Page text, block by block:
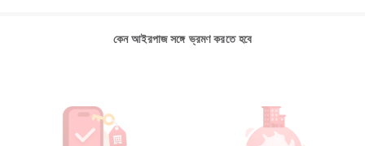
কেন আইরপাজ সঙ্গে ভ্রমণ করতে হবে